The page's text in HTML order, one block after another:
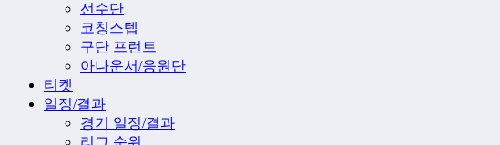
선수단
코칭스텝
구단 프런트
아나운서/응원단
티켓
일정/결과
경기 일정/결과
리그 순위